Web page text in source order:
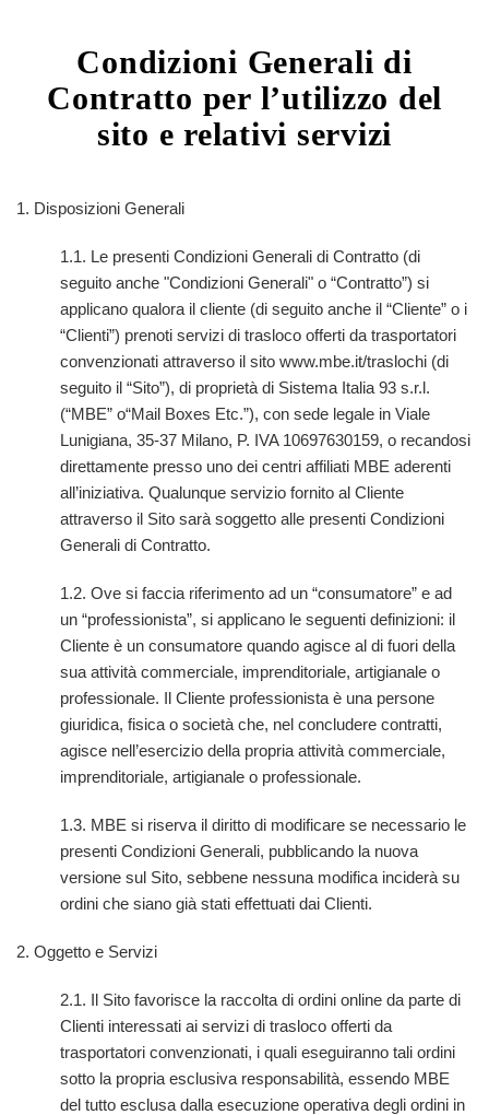
Condizioni Generali di
Contratto per l’utilizzo del
sito e relativi servizi
1. Disposizioni Generali
1.1. Le presenti Condizioni Generali di Contratto (di
seguito anche "Condizioni Generali" o “Contratto”) si
applicano qualora il cliente (di seguito anche il “Cliente” o i
“Clienti”) prenoti servizi di trasloco offerti da trasportatori
convenzionati attraverso il sito www.mbe.it/traslochi (di
seguito il “Sito”), di proprietà di Sistema Italia 93 s.r.l.
(“MBE” o“Mail Boxes Etc.”), con sede legale in Viale
Lunigiana, 35-37 Milano, P. IVA 10697630159, o recandosi
direttamente presso uno dei centri affiliati MBE aderenti
all’iniziativa. Qualunque servizio fornito al Cliente
attraverso il Sito sarà soggetto alle presenti Condizioni
Generali di Contratto.
1.2. Ove si faccia riferimento ad un “consumatore” e ad
un “professionista”, si applicano le seguenti definizioni: il
Cliente è un consumatore quando agisce al di fuori della
sua attività commerciale, imprenditoriale, artigianale o
professionale. Il Cliente professionista è una persone
giuridica, fisica o società che, nel concludere contratti,
agisce nell’esercizio della propria attività commerciale,
imprenditoriale, artigianale o professionale.
1.3. MBE si riserva il diritto di modificare se necessario le
presenti Condizioni Generali, pubblicando la nuova
versione sul Sito, sebbene nessuna modifica inciderà su
ordini che siano già stati effettuati dai Clienti.
2. Oggetto e Servizi
2.1. Il Sito favorisce la raccolta di ordini online da parte di
Clienti interessati ai servizi di trasloco offerti da
trasportatori convenzionati, i quali eseguiranno tali ordini
sotto la propria esclusiva responsabilità, essendo MBE
del tutto esclusa dalla esecuzione operativa degli ordini in